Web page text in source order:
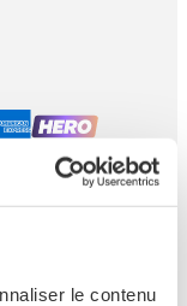
le contenu